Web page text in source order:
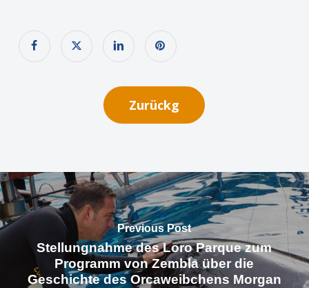
Zurückg
Previous Post
Stellungnahme des Loro Parque zum
Programm von Zembla über die
Geschichte des Orcaweibchens Morgan